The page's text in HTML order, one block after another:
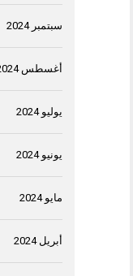
سبتمبر 2024
أغسطس 2024
يوليو 2024
يونيو 2024
مايو 2024
أبريل 2024